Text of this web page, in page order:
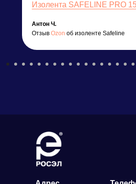
Изолента SAFELINE PRO
Антон Ч.
Отзыв Ozon об изоленте Safeline